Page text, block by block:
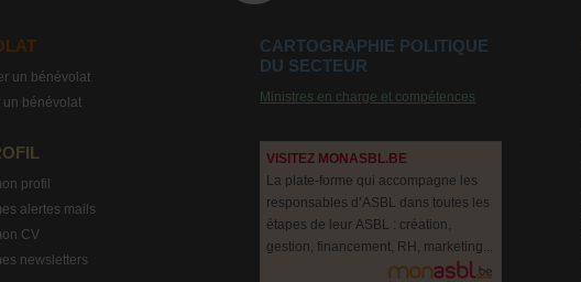
un bénévolat
un bénévolat
profil
alertes mails
CV
newsletters
CARTOGRAPHIE POLITIQUE
DU SECTEUR
Ministres en charge et compétences
VISITEZ MONASBL.BE
La plate-forme qui accompagne les
responsables d’ASBL dans toutes les
étapes de leur ASBL : création,
gestion, financement, RH, marketing...